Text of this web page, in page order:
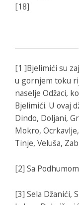
[18]
[1 ]Bjelimići su
u gornjem toku
naselje Odžaci,
Bjelimići. U ovaj
Dindo, Doljani,
Mokro,
Tinje, Veluša,
[2] Sa
[3] Sela Džanići,